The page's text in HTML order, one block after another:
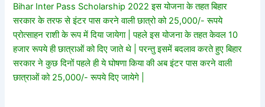
Bihar Inter Pass Scholarship 2022 इस योजना के तहत बिहार
सरकार के तरफ से इंटर पास करने वाली छात्रो को 25,000/- रूपये
प्रोत्साहन राशी के रूप में दिया जायेगा | पहले इस योजना के तहत केवल 10
हजार रूपये ही छात्राओं को दिए जाते थे | परन्तु इसमें बदलाव करते हुए बिहार
सरकार ने कुछ दिनों पहले ही ये घोषणा किया की अब इंटर पास करने वाली
छात्राओं को 25,000/- रूपये दिए जायेगे |